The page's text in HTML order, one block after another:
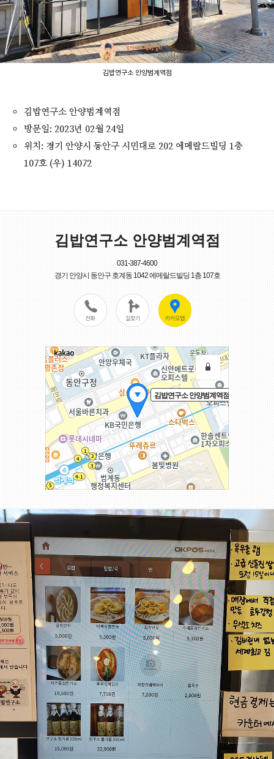
김밥연구소 안양범계역점
김밥연구소 안양범계역점
방문일: 2023년 02월 24일
위치: 경기 안양시 동안구 시민대로 202 에메랄드빌딩 1층
107호 (우) 14072